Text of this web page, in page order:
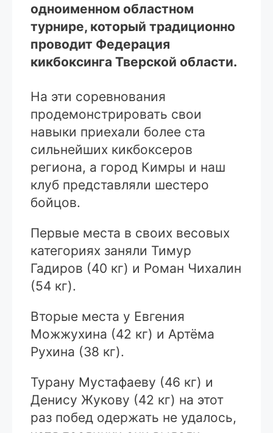
одноименном областном
турнире, который традиционно
проводит Федерация
кикбоксинга Тверской области.
На эти соревнования
продемонстрировать свои
навыки приехали более ста
сильнейших кикбоксеров
региона, а город Кимры и наш
клуб представляли шестеро
бойцов.
Первые места в своих весовых
категориях заняли Тимур
Гадиров (40 кг) и Роман Чихалин
(54 кг).
Вторые места у Евгения
Можжухина (42 кг) и Артёма
Рухина (38 кг).
Турану Мустафаеву (46 кг) и
Денису Жукову (42 кг) на этот
раз побед одержать не удалось,